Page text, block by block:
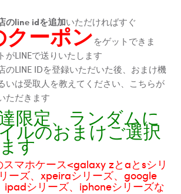
のline idを追加いただければすぐ
ーポンをゲットできま
がLINEで送りいたします
LINE IDを登録いただいた後、おまけ機
いは受取人を教えてください、こちらが
ただきます
限定、ランダムに
ルのおまけご選択
す
マホケース<galaxy zとaとsシリ
ーズ、xpeiraシリーズ、google
ipadシリーズ、iphoneシリーズな